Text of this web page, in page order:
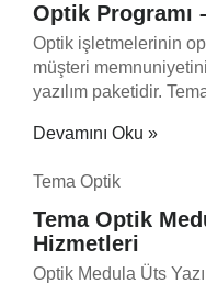
Optik Programı
Optik işletmelerinin
müşteri
yazılım paketidir.
Devamını Oku »
Tema Optik
Tema Optik
Hizmetleri
Optik Medula Üts